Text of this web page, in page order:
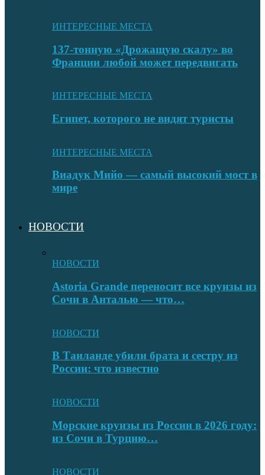
ИНТЕРЕСНЫЕ МЕСТА
137-тонную «Дрожащую скалу» во
Франции любой может передвигать
ИНТЕРЕСНЫЕ МЕСТА
Египет, которого не видят туристы
ИНТЕРЕСНЫЕ МЕСТА
Виадук Мийо — самый высокий мост в
мире
НОВОСТИ
НОВОСТИ
Astoria Grande переносит все круизы из
Сочи в Анталью — что…
НОВОСТИ
В Таиланде убили брата и сестру из
России: что известно
НОВОСТИ
Морские круизы из России в 2026 году:
из Сочи в Турцию…
НОВОСТИ